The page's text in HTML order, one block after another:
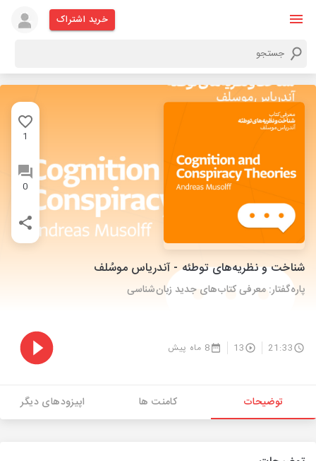
خرید اشتراک
1
0
شناخت و نظریه‌های توطئه - آندریاس موسُلف
پاره‌گفتار: معرفی کتاب‌های جدید زبان‌شناسی
21:33
13 8 ماه پیش
توضیحات کامنت ها اپیزودهای دیگر